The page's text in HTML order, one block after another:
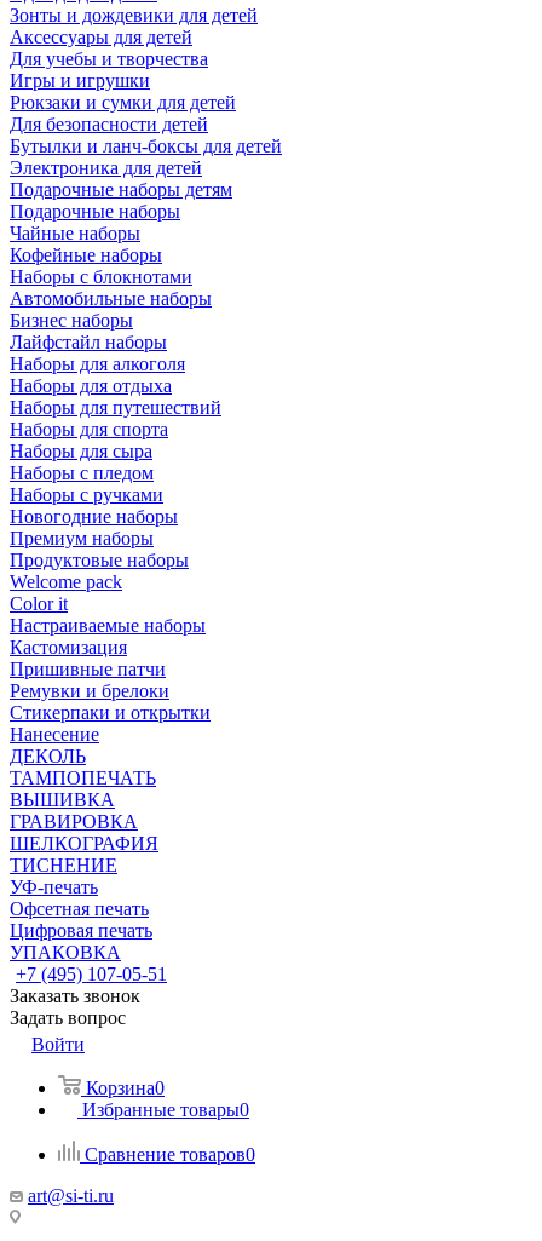
Зонты и дождевики для детей
Аксессуары для детей
Для учебы и творчества
Игры и игрушки
Рюкзаки и сумки для детей
Для безопасности детей
Бутылки и ланч-боксы для детей
Электроника для детей
Подарочные наборы детям
Подарочные наборы
Чайные наборы
Кофейные наборы
Наборы с блокнотами
Автомобильные наборы
Бизнес наборы
Лайфстайл наборы
Наборы для алкоголя
Наборы для отдыха
Наборы для путешествий
Наборы для спорта
Наборы для сыра
Наборы с пледом
Наборы с ручками
Новогодние наборы
Премиум наборы
Продуктовые наборы
Welcome pack
Color it
Настраиваемые наборы
Кастомизация
Пришивные патчи
Ремувки и брелоки
Стикерпаки и открытки
Нанесение
ДЕКОЛЬ
ТАМПОПЕЧАТЬ
ВЫШИВКА
ГРАВИРОВКА
ШЕЛКОГРАФИЯ
ТИСНЕНИЕ
УФ-печать
Офсетная печать
Цифровая печать
УПАКОВКА
+7 (495) 107-05-51
Заказать звонок
Задать вопрос
Войти
Корзина0
Избранные товары0
Сравнение товаров0
art@si-ti.ru